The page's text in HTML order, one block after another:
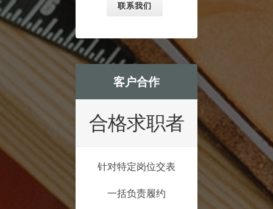
联系我们
客户合作
合格求职者
针对特定岗位交表
一括负责履约